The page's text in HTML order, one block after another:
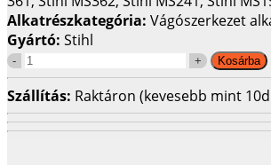
Alkatrészkategória: Vágószerkezet
Gyártó: Stihl
Szállítás: Raktáron (kevesebb mint